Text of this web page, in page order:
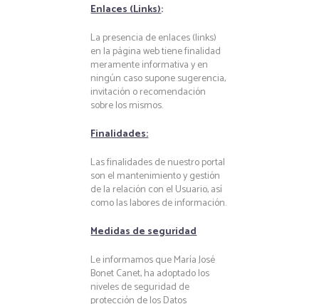
Enlaces (Links):
La presencia de enlaces (links)
en la página web tiene finalidad
meramente informativa y en
ningún caso supone sugerencia,
invitación o recomendación
sobre los mismos.
Finalidades:
Las finalidades de nuestro portal
son el mantenimiento y gestión
de la relación con el Usuario, así
como las labores de información.
Medidas de seguridad
Le informamos que María José
Bonet Canet, ha adoptado los
niveles de seguridad de
protección de los Datos